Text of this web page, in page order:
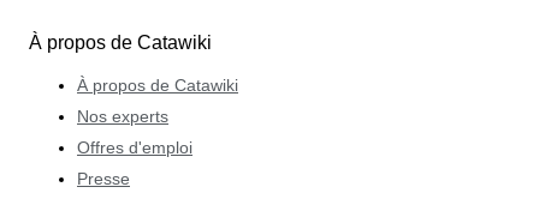
À propos de Catawiki
À propos de Catawiki
Nos experts
Offres d'emploi
Presse